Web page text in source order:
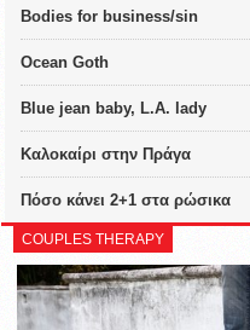
Bodies for business/sin
Ocean Goth
Blue jean baby, L.A. lady
Καλοκαίρι στην Πράγα
Πόσο κάνει 2+1 στα ρώσικα
COUPLES THERAPY